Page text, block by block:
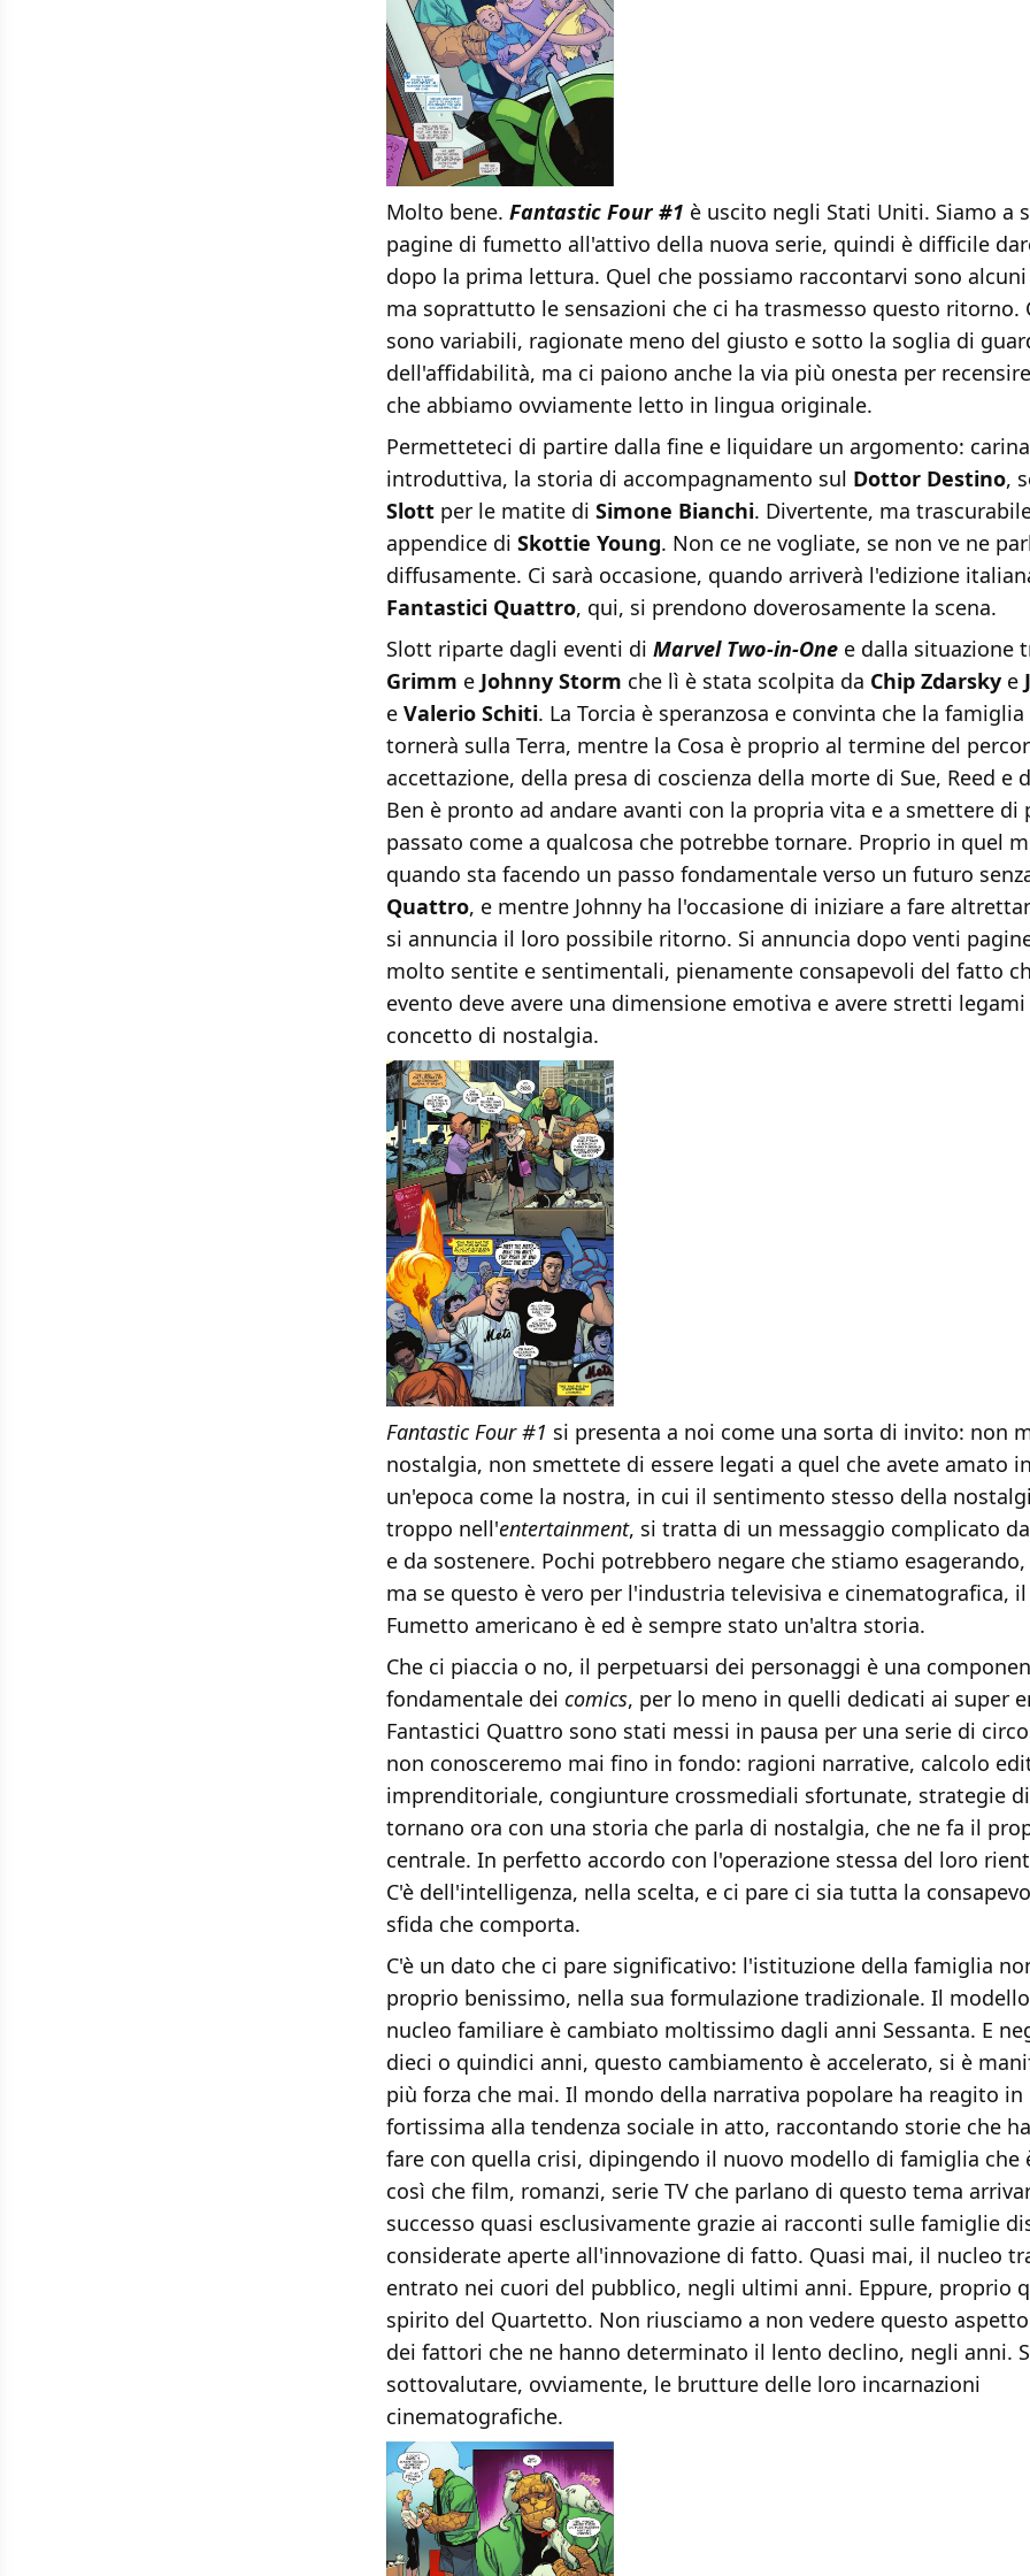
Molto bene. Fantastic Four #1 è uscito negli Stati Uniti. Siamo a
pagine di fumetto all'attivo della nuova serie, quindi è difficile
dopo la prima lettura. Quel che possiamo raccontarvi sono
ma soprattutto le sensazioni che ci ha trasmesso questo ritorno.
sono variabili, ragionate meno del giusto e sotto la soglia di
dell'affidabilità, ma ci paiono anche la via più onesta per
che abbiamo ovviamente letto in lingua originale.
Permetteteci di partire dalla fine e liquidare un argomento:
introduttiva, la storia di accompagnamento sul Dottor Destino,
Slott per le matite di Simone Bianchi. Divertente, ma
appendice di Skottie Young. Non ce ne vogliate, se non ve ne
diffusamente. Ci sarà occasione, quando arriverà l'edizione
Fantastici Quattro, qui, si prendono doverosamente la scena.
Slott riparte dagli eventi di Marvel Two-in-One e dalla situazione
Grimm e Johnny Storm che lì è stata scolpita da Chip Zdarsky e
e Valerio Schiti. La Torcia è speranzosa e convinta che la famiglia
tornerà sulla Terra, mentre la Cosa è proprio al termine del
accettazione, della presa di coscienza della morte di Sue, Reed e
Ben è pronto ad andare avanti con la propria vita e a smettere di
passato come a qualcosa che potrebbe tornare. Proprio in quel
quando sta facendo un passo fondamentale verso un futuro
Quattro, e mentre Johnny ha l'occasione di iniziare a fare
si annuncia il loro possibile ritorno. Si annuncia dopo venti
molto sentite e sentimentali, pienamente consapevoli del fatto
evento deve avere una dimensione emotiva e avere stretti
concetto di nostalgia.
Fantastic Four #1 si presenta a noi come una sorta di invito: non
nostalgia, non smettete di essere legati a quel che avete amato
un'epoca come la nostra, in cui il sentimento stesso della
troppo nell'entertainment, si tratta di un messaggio complicato
e da sostenere. Pochi potrebbero negare che stiamo
ma se questo è vero per l'industria televisiva e cinematografica,
Fumetto americano è ed è sempre stato un'altra storia.
Che ci piaccia o no, il perpetuarsi dei personaggi è una
fondamentale dei comics, per lo meno in quelli dedicati ai super
Fantastici Quattro sono stati messi in pausa per una serie di
non conosceremo mai fino in fondo: ragioni narrative, calcolo
imprenditoriale, congiunture crossmediali sfortunate, strategie
tornano ora con una storia che parla di nostalgia, che ne fa il
centrale. In perfetto accordo con l'operazione stessa del loro
C'è dell'intelligenza, nella scelta, e ci pare ci sia tutta la
sfida che comporta.
C'è un dato che ci pare significativo: l'istituzione della famiglia
proprio benissimo, nella sua formulazione tradizionale. Il
nucleo familiare è cambiato moltissimo dagli anni Sessanta. E
dieci o quindici anni, questo cambiamento è accelerato, si è
più forza che mai. Il mondo della narrativa popolare ha reagito in
fortissima alla tendenza sociale in atto, raccontando storie che
fare con quella crisi, dipingendo il nuovo modello di famiglia che
così che film, romanzi, serie TV che parlano di questo tema
successo quasi esclusivamente grazie ai racconti sulle famiglie
considerate aperte all'innovazione di fatto. Quasi mai, il nucleo
entrato nei cuori del pubblico, negli ultimi anni. Eppure, proprio
spirito del Quartetto. Non riusciamo a non vedere questo
dei fattori che ne hanno determinato il lento declino, negli anni.
sottovalutare, ovviamente, le brutture delle loro incarnazioni
cinematografiche.